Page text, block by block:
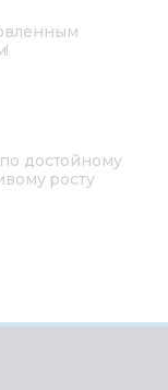
достойному
росту